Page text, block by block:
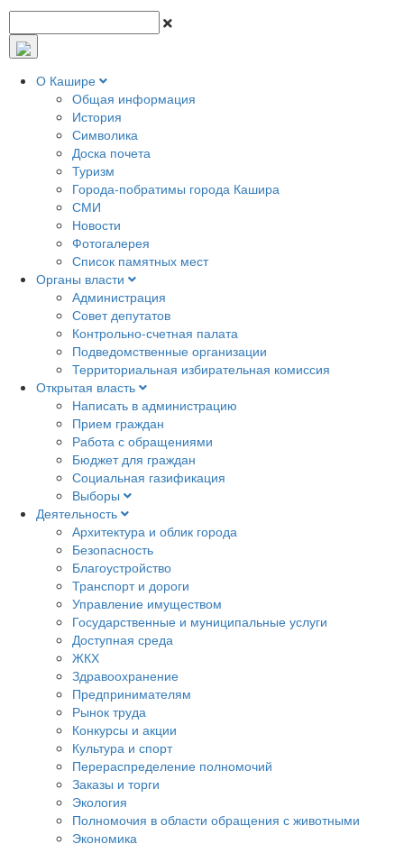
О Кашире
Общая информация
История
Символика
Доска почета
Туризм
Города-побратимы города Кашира
СМИ
Новости
Фотогалерея
Список памятных мест
Органы власти
Администрация
Совет депутатов
Контрольно-счетная палата
Подведомственные организации
Территориальная избирательная комиссия
Открытая власть
Написать в администрацию
Прием граждан
Работа с обращениями
Бюджет для граждан
Социальная газификация
Выборы
Деятельность
Архитектура и облик города
Безопасность
Благоустройство
Транспорт и дороги
Управление имуществом
Государственные и муниципальные услуги
Доступная среда
ЖКХ
Здравоохранение
Предпринимателям
Рынок труда
Конкурсы и акции
Культура и спорт
Перераспределение полномочий
Заказы и торги
Экология
Полномочия в области обращения с животными
Экономика